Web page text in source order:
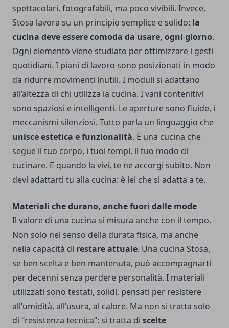
spettacolari, fotografabili, ma poco vivibili. Invece,
Stosa lavora su un principio semplice e solido: la
cucina deve essere comoda da usare, ogni giorno.
Ogni elemento viene studiato per ottimizzare i gesti
quotidiani. I piani di lavoro sono posizionati in modo
da ridurre movimenti inutili. I moduli si adattano
all’altezza di chi utilizza la cucina. I vani contenitivi
sono spaziosi e intelligenti. Le aperture sono fluide, i
meccanismi silenziosi. Tutto parla un linguaggio che
unisce estetica e funzionalità. È una cucina che
segue il tuo corpo, i tuoi tempi, il tuo modo di
cucinare. E quando la vivi, te ne accorgi subito. Non
devi adattarti tu alla cucina: è lei che si adatta a te.
Materiali che durano, anche fuori dalle mode
Il valore di una cucina si misura anche con il tempo.
Non solo nel senso della durata fisica, ma anche
nella capacità di restare attuale. Una cucina Stosa,
se ben scelta e ben mantenuta, può accompagnarti
per decenni senza perdere personalità. I materiali
utilizzati sono testati, solidi, pensati per resistere
all’umidità, all’usura, al calore. Ma non si tratta solo
di “resistenza tecnica”: si tratta di scelte